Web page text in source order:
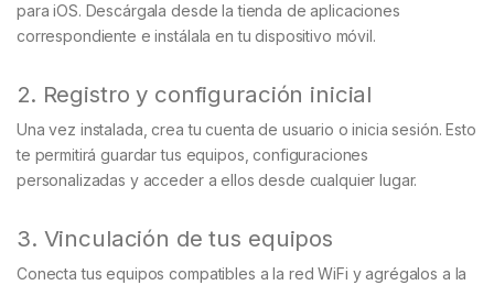
para iOS. Descárgala desde la tienda de aplicaciones
correspondiente e instálala en tu dispositivo móvil.
2. Registro y configuración inicial
Una vez instalada, crea tu cuenta de usuario o inicia sesión. Esto
te permitirá guardar tus equipos, configuraciones
personalizadas y acceder a ellos desde cualquier lugar.
3. Vinculación de tus equipos
Conecta tus equipos compatibles a la red WiFi y agrégalos a la